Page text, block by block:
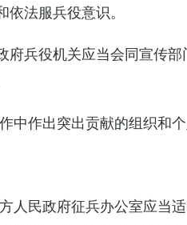
法服兵役意识。
府兵役机关应当会同宣传
中作出突出贡献的组织和
人民政府征兵办公室应当